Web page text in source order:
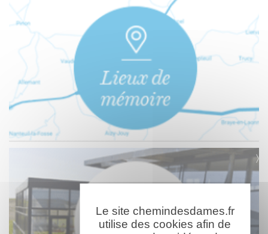
Le site chemindesdames.fr
utilise des cookies afin de